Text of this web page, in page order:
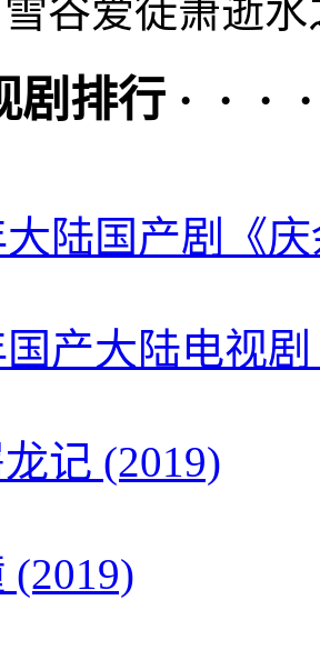
谷爱徒萧逝
剧排行 · · ·
大陆国产剧《
国产大陆电视
记 (2019)
(2019)